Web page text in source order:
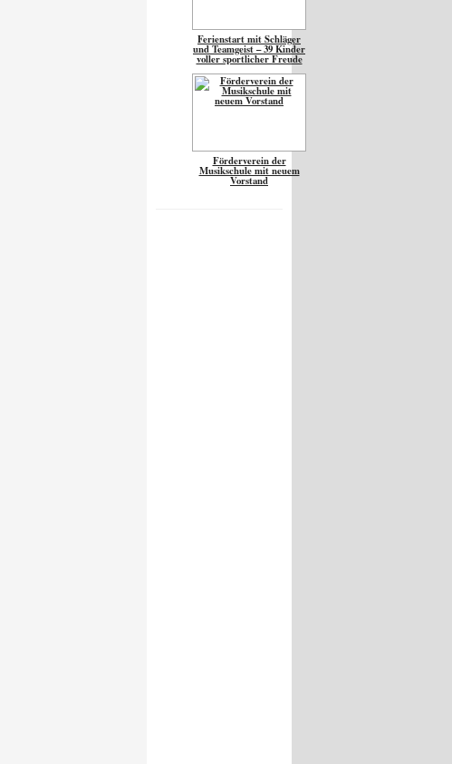
Ferienstart mit Schläger
und Teamgeist – 39 Kinder
voller sportlicher Freude
Förderverein der
Musikschule mit neuem
Vorstand